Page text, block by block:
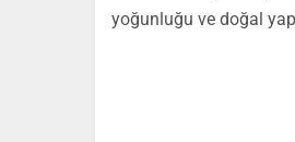
yoğunluğu ve doğal